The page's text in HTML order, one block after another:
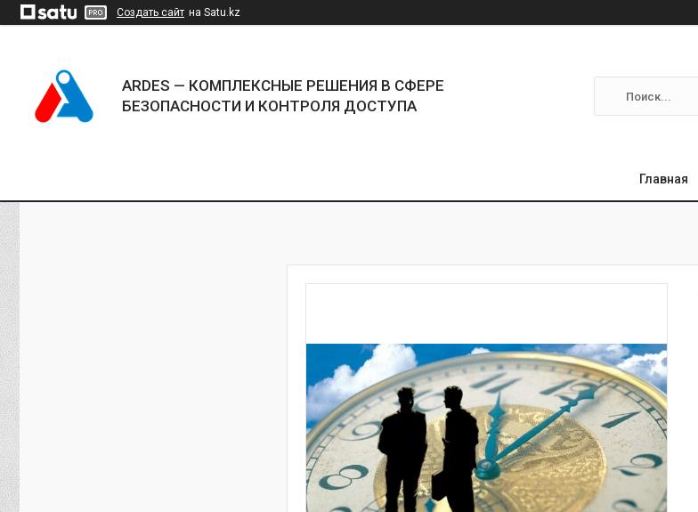
Создать сайт на Satu.kz
ARDES — КОМПЛЕКСНЫЕ РЕШЕНИЯ В СФЕРЕ
БЕЗОПАСНОСТИ И КОНТРОЛЯ ДОСТУПА
Главная